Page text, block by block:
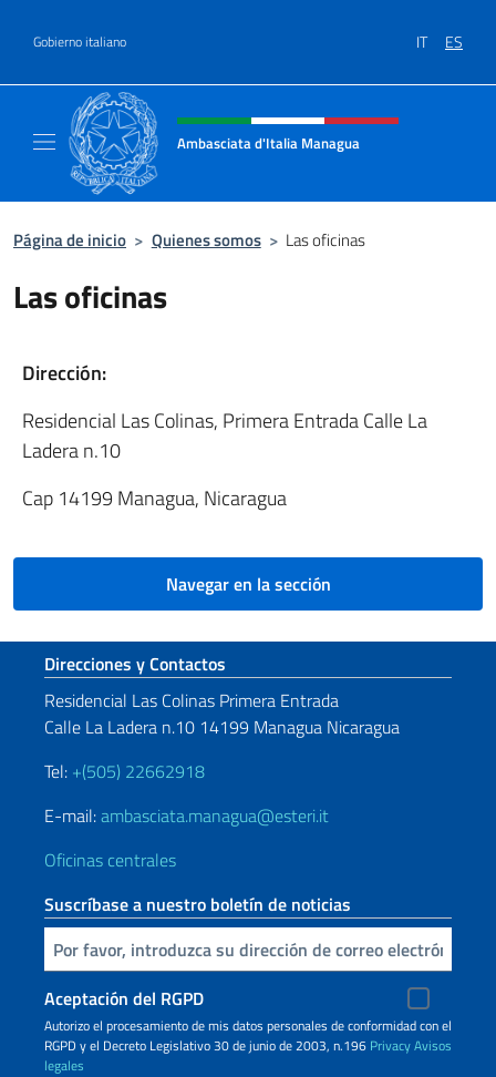
Gobierno italiano IT ES
Encabezado del sitio web,
Ambasciata d'Italia Managua
Página de inicio > Quienes somos > Las oficinas
Las oficinas
Dirección:
Residencial Las Colinas, Primera Entrada Calle La
Ladera n.10
Cap 14199 Managua, Nicaragua
Navegar en la sección
Sezione footer
Direcciones y Contactos
Residencial Las Colinas Primera Entrada
Calle La Ladera n.10 14199 Managua Nicaragua
Tel: +(505) 22662918
E-mail:ambasciata.managua@esteri.it
Oficinas centrales
Suscríbase a nuestro boletín de noticias
Inserta tu correo electronico
Aceptación del RGPD
Autorizo ​​el procesamiento de mis datos personales de conformidad con el
RGPD y el Decreto Legislativo 30 de junio de 2003, n.196 PrivacyAvisos
legales